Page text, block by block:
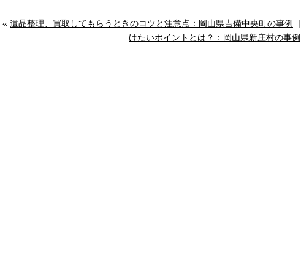
« 遺品整理、買取してもらうときのコツと注意点：岡山県吉備中央町の事例 |
けたいポイントとは？：岡山県新庄村の事例